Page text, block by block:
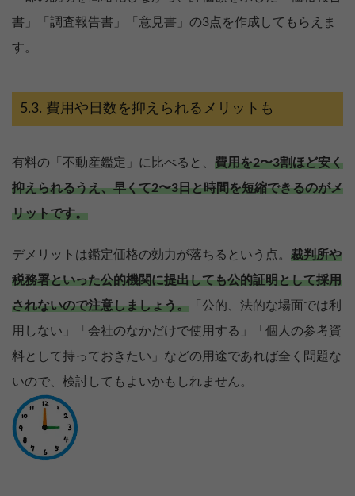
書」「調査報告書」「意見書」の3点を作成してもらえま
す。
費用や日数を抑えられるメリットも
有料の「不動産鑑定」に比べると、 費用を2〜3割ほど安く
抑えられるうえ、早くて2〜3日と時間を短縮できるのがメ
リットです。
デメリットは鑑定価格の効力が落ちるという点。 裁判所や
税務署といった公的機関に提出しても公的証明として採用
されないので注意しましょう。 「公的、法的な場面では利
用しない」「会社のなかだけで使用する」「個人の参考資
料として持っておきたい」などの用途であれば全く問題な
いので、検討してもよいかもしれません。